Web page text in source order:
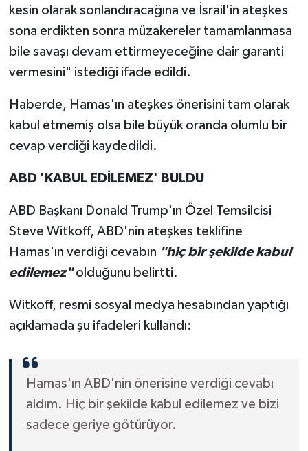
kesin olarak sonlandıracağına ve İsrail'in ateşkes
sona erdikten sonra müzakereler tamamlanmasa
bile savaşı devam ettirmeyeceğine dair garanti
vermesini" istediği ifade edildi.
Haberde, Hamas'ın ateşkes önerisini tam olarak
kabul etmemiş olsa bile büyük oranda olumlu bir
cevap verdiği kaydedildi.
ABD 'KABUL EDİLEMEZ' BULDU
ABD Başkanı Donald Trump'ın Özel Temsilcisi
Steve Witkoff, ABD'nin ateşkes teklifine
Hamas'ın verdiği cevabın "hiç bir şekilde kabul
edilemez"olduğunu belirtti.
Witkoff, resmi sosyal medya hesabından yaptığı
açıklamada şu ifadeleri kullandı:
Hamas'ın ABD'nin önerisine verdiği cevabı
aldım. Hiç bir şekilde kabul edilemez ve bizi
sadece geriye götürüyor.